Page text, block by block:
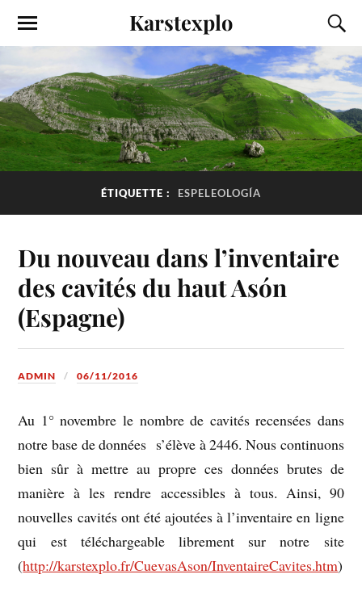
Karstexplo
ÉTIQUETTE : ESPELEOLOGÍA
Du nouveau dans l’inventaire
des cavités du haut Asón
(Espagne)
ADMIN 06/11/2016
Au 1° novembre le nombre de cavités recensées dans
notre base de données s’élève à 2446. Nous continuons
bien sûr à mettre au propre ces données brutes de
manière à les rendre accessibles à tous. Ainsi, 90
nouvelles cavités ont été ajoutées à l’inventaire en ligne
qui est téléchargeable librement sur notre site
(http://karstexplo.fr/CuevasAson/InventaireCavites.htm)